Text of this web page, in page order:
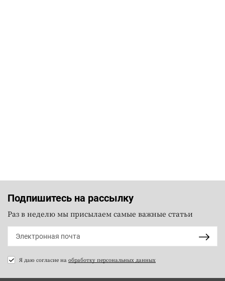
Подпишитесь на рассылку
Раз в неделю мы присылаем самые важные статьи
Я даю согласие на обработку персональных данных